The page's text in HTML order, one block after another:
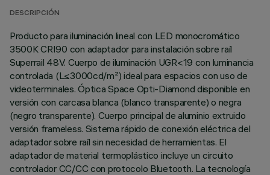
DESCRIPCIÓN
Producto para iluminación lineal con LED monocromático
3500K CRI90 con adaptador para instalación sobre raíl
Superrail 48V. Cuerpo de iluminación UGR<19 con luminancia
controlada (L≤3000cd/m²) ideal para espacios con uso de
videoterminales. Óptica Space Opti-Diamond disponible en
versión con carcasa blanca (blanco transparente) o negra
(negro transparente). Cuerpo principal de aluminio extruido
versión frameless. Sistema rápido de conexión eléctrica del
adaptador sobre raíl sin necesidad de herramientas. El
adaptador de material termoplástico incluye un circuito
controlador CC/CC con protocolo Bluetooth. La tecnología